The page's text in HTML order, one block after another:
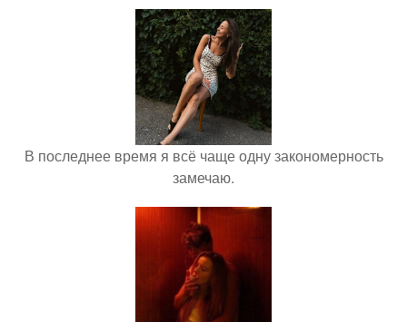
В последнее время я всё чаще одну закономерность
замечаю.